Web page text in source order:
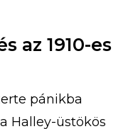
az 1910-es
pánikba
Halley-üstökös